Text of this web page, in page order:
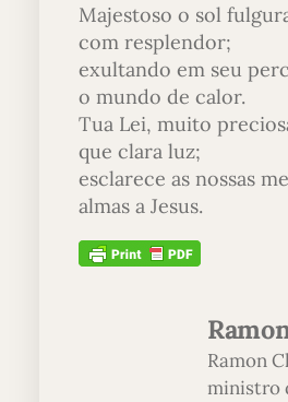
Majestoso o sol
com resplendor;
exultando em seu
o mundo de calor.
Tua Lei, muito
que clara luz;
esclarece as nossas
almas a Jesus.
Ramon
ministro